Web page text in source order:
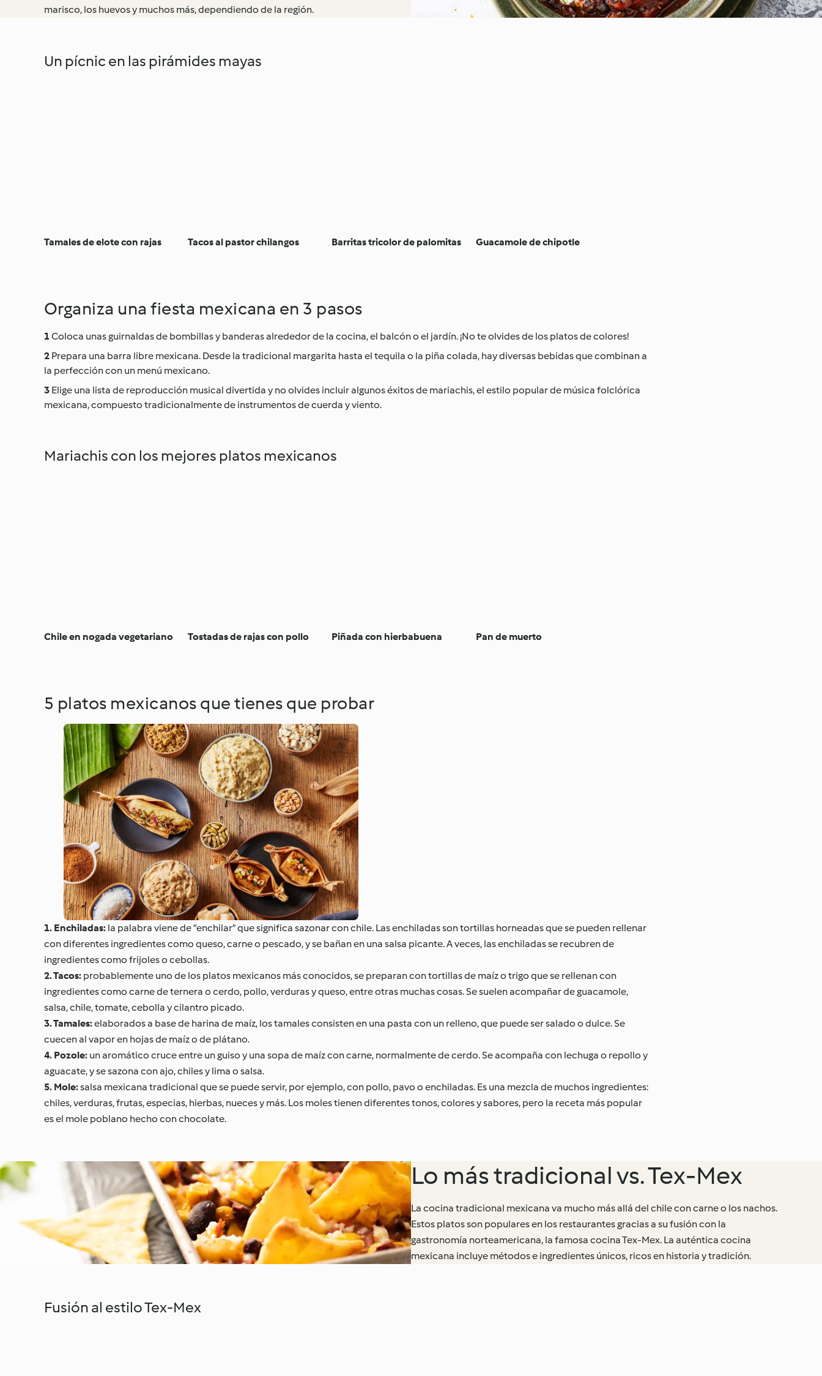
marisco, los huevos y muchos más, dependiendo de la región.
Un pícnic en las pirámides mayas
Tamales de elote con rajas Tacos al pastor chilangos Barritas tricolor de palomitas Guacamole de chipotle
Organiza una fiesta mexicana en 3 pasos
Coloca unas guirnaldas de bombillas y banderas alrededor de la cocina, el balcón o el jardín. ¡No te olvides de los platos de colores!
Prepara una barra libre mexicana. Desde la tradicional margarita hasta el tequila o la piña colada, hay diversas bebidas que combinan a
la perfección con un menú mexicano.
Elige una lista de reproducción musical divertida y no olvides incluir algunos éxitos de mariachis, el estilo popular de música folclórica
mexicana, compuesto tradicionalmente de instrumentos de cuerda y viento.
Mariachis con los mejores platos mexicanos
Chile en nogada vegetariano Tostadas de rajas con pollo Piñada con hierbabuena Pan de muerto
5 platos mexicanos que tienes que probar
1. Enchiladas: la palabra viene de “enchilar” que significa sazonar con chile. Las enchiladas son tortillas horneadas que se pueden rellenar
con diferentes ingredientes como queso, carne o pescado, y se bañan en una salsa picante. A veces, las enchiladas se recubren de
ingredientes como frijoles o cebollas.
2. Tacos: probablemente uno de los platos mexicanos más conocidos, se preparan con tortillas de maíz o trigo que se rellenan con
ingredientes como carne de ternera o cerdo, pollo, verduras y queso, entre otras muchas cosas. Se suelen acompañar de guacamole,
salsa, chile, tomate, cebolla y cilantro picado.
3. Tamales:elaborados a base de harina de maíz, los tamales consisten en una pasta con un relleno, que puede ser salado o dulce. Se
cuecen al vapor en hojas de maíz o de plátano.
4. Pozole: un aromático cruce entre un guiso y una sopa de maíz con carne, normalmente de cerdo. Se acompaña con lechuga o repollo y
aguacate, y se sazona con ajo, chiles y lima o salsa.
5. Mole:salsa mexicana tradicional que se puede servir, por ejemplo, con pollo, pavo o enchiladas. Es una mezcla de muchos ingredientes:
chiles, verduras, frutas, especias, hierbas, nueces y más. Los moles tienen diferentes tonos, colores y sabores, pero la receta más popular
es el mole poblano hecho con chocolate.
Lo más tradicional vs. Tex-Mex
La cocina tradicional mexicana va mucho más allá del chile con carne o los nachos.
Estos platos son populares en los restaurantes gracias a su fusión con la
gastronomía norteamericana, la famosa cocina Tex-Mex. La auténtica cocina
mexicana incluye métodos e ingredientes únicos, ricos en historia y tradición.
Fusión al estilo Tex-Mex